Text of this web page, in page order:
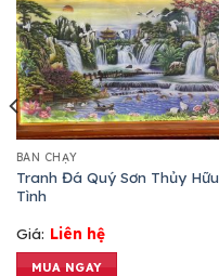
BÁN CHẠY
Tranh Đá Quý Sơn Thủy Hữu
Tình
Giá: Liên hệ
MUA NGAY